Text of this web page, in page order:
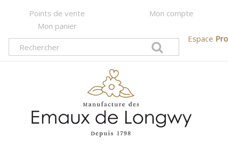
Points de vente
Mon compte
Mon panier
Espace Pro